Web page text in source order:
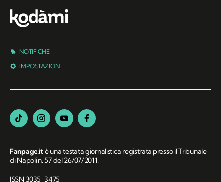
NOTIFICHE
IMPOSTAZIONI
Fanpage.itè una testata giornalistica registrata presso il Tribunale
di Napoli n. 57 del 26/07/2011.
ISSN 3035-3475